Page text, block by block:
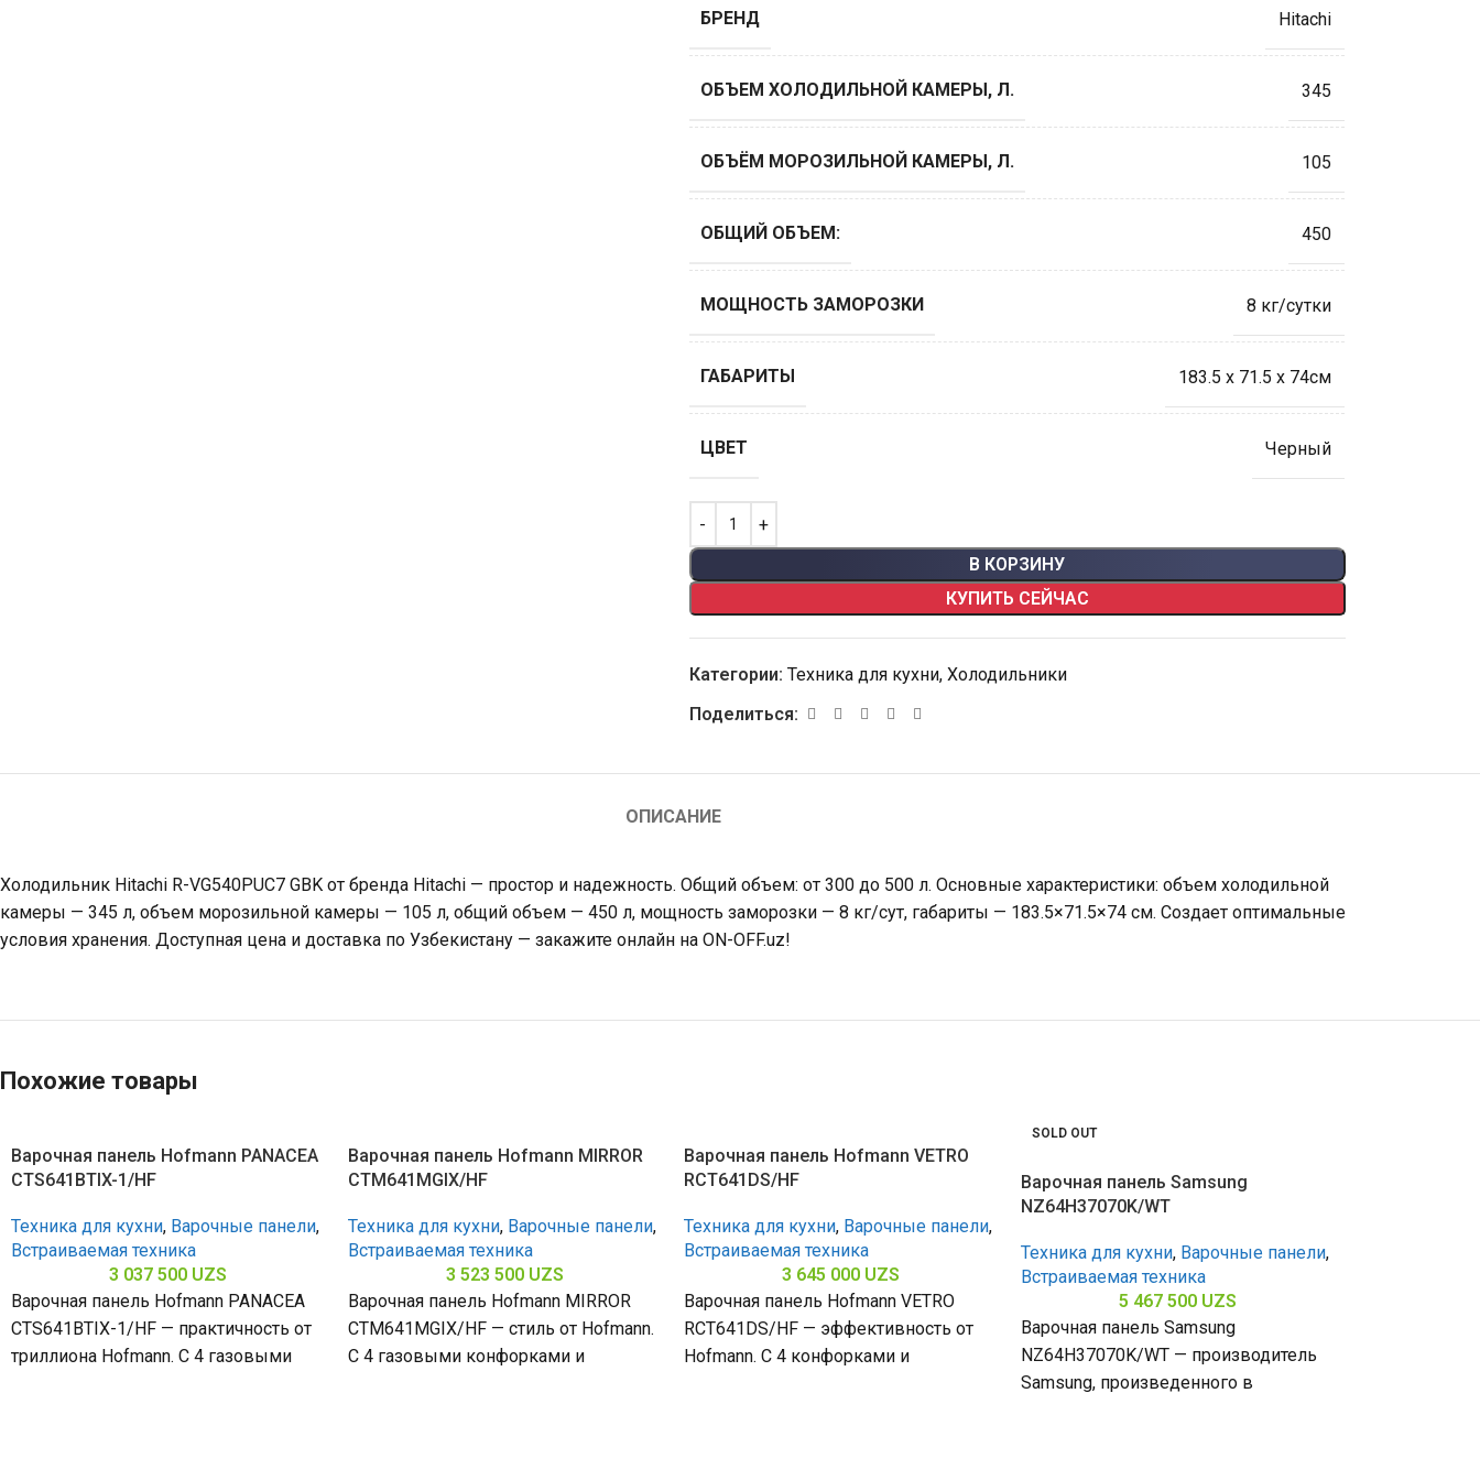
БРЕНД Hitachi
ОБЪЕМ ХОЛОДИЛЬНОЙ КАМЕРЫ, Л. 345
ОБЪЁМ МОРОЗИЛЬНОЙ КАМЕРЫ, Л. 105
ОБЩИЙ ОБЪЕМ: 450
МОЩНОСТЬ ЗАМОРОЗКИ 8 кг/сутки
ГАБАРИТЫ 183.5 х 71.5 х 74см
ЦВЕТ Черный
В КОРЗИНУ
КУПИТЬ СЕЙЧАС
Категории: Техника для кухни, Холодильники
Поделиться:
ОПИСАНИЕ
Холодильник Hitachi R-VG540PUC7 GBK от бренда Hitachi — простор и надежность. Общий объем: от 300 до 500 л. Основные характеристики: объем холодильной
камеры — 345 л, объем морозильной камеры — 105 л, общий объем — 450 л, мощность заморозки — 8 кг/сут, габариты — 183.5×71.5×74 см. Создает оптимальные
условия хранения. Доступная цена и доставка по Узбекистану — закажите онлайн на ON-OFF.uz!
Похожие товары
Варочная панель Hofmann PANACEA
CTS641BTIX-1/HF
Техника для кухни, Варочные панели,
Встраиваемая техника
3 037 500 UZS
Варочная панель Hofmann PANACEA
CTS641BTIX-1/HF — практичность от
триллиона Hofmann. С 4 газовыми
Варочная панель Hofmann MIRROR
CTM641MGIX/HF
Техника для кухни, Варочные панели,
Встраиваемая техника
3 523 500 UZS
Варочная панель Hofmann MIRROR
CTM641MGIX/HF — стиль от Hofmann.
С 4 газовыми конфорками и
Варочная панель Hofmann VETRO
RCT641DS/HF
Техника для кухни, Варочные панели,
Встраиваемая техника
3 645 000 UZS
Варочная панель Hofmann VETRO
RCT641DS/HF — эффективность от
Hofmann. С 4 конфорками и
SOLD OUT
Варочная панель Samsung
NZ64H37070K/WT
Техника для кухни, Варочные панели,
Встраиваемая техника
5 467 500 UZS
Варочная панель Samsung
NZ64H37070K/WT — производитель
Samsung, произведенного в